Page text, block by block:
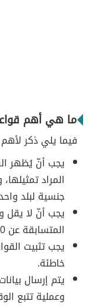
ما هي أهم
فيما يلي ذكر
يجب أنّ يُظهر
المراد
جنسية لبلد
المتسابقة عن 50 كيلو جرام.
يجب تثبيت
خاطئة.
يتم إرسال
وعملية تتبع